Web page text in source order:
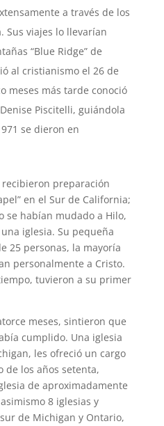
a través de los
Sus viajes lo llevarían
“Blue Ridge” de
al cristianismo el 26 de
meses más tarde conoció
Piscitelli, guiándola
se dieron en
recibieron preparación
en el Sur de California;
se habían mudado a Hilo,
iglesia. Su pequeña
25 personas, la mayoría
personalmente a Cristo.
tuvieron a su primer
meses, sintieron que
cumplido. Una iglesia
les ofreció un cargo
de los años setenta,
de aproximadamente
8 iglesias y
de Michigan y Ontario,